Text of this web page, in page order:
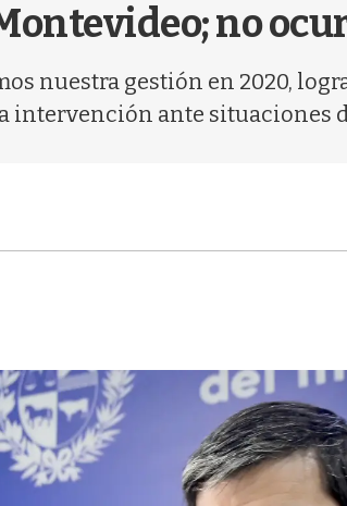
no
nuestra gestión en 2020,
intervención ante situaciones